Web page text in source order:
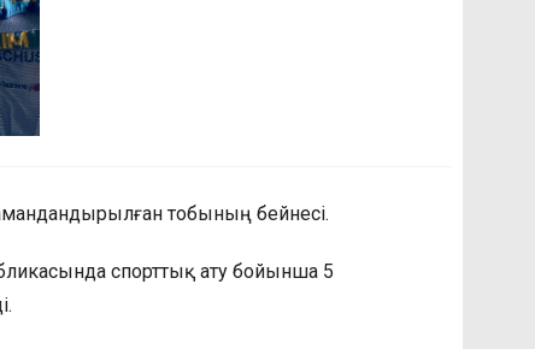
тобының бейнесі.
спорттық ату бойынша 5